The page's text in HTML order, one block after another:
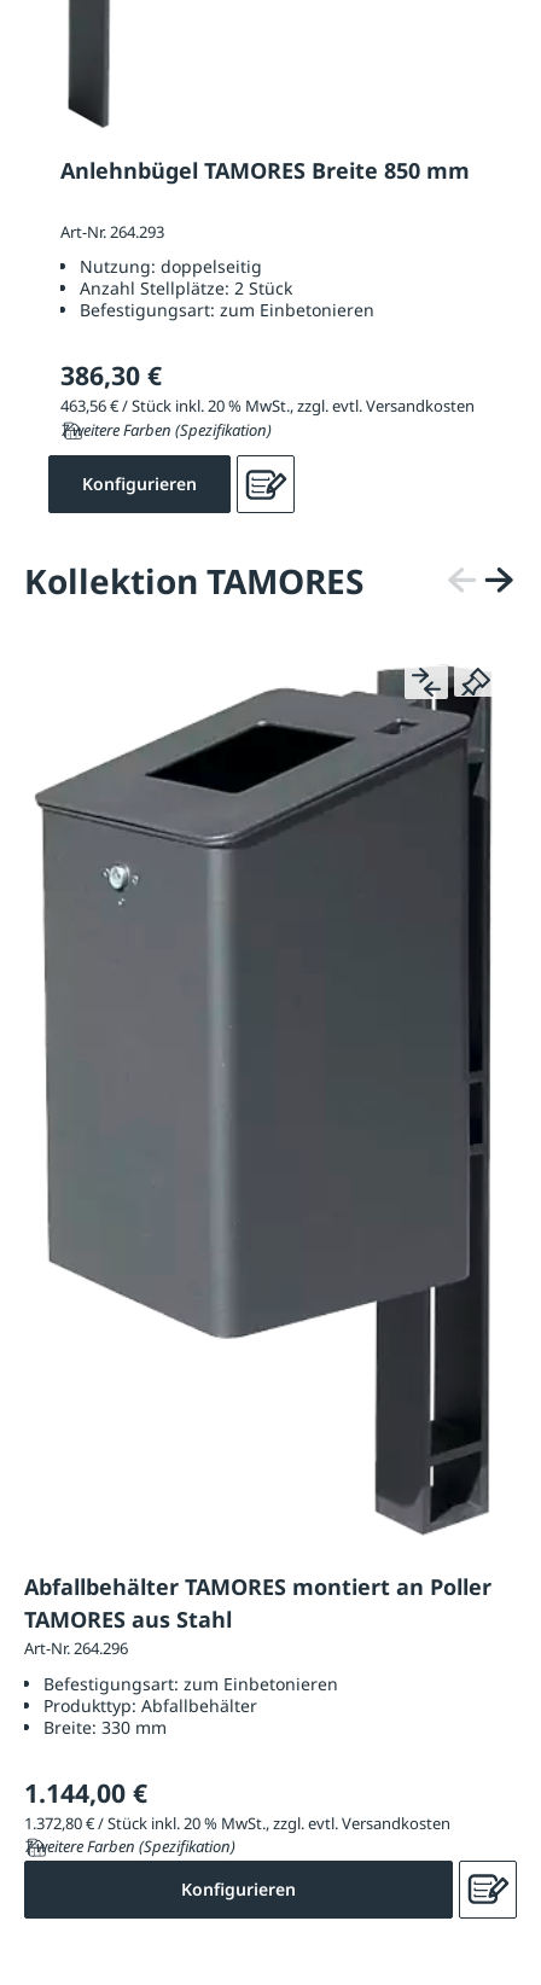
Anlehnbügel TAMORES Breite 850 mm
Art-Nr. 264.293
Nutzung: doppelseitig
Anzahl Stellplätze: 2 Stück
Befestigungsart: zum Einbetonieren
386,30 €
463,56 € / Stück inkl. 20 % MwSt., zzgl. evtl. Versandkosten
7 weitere Farben (Spezifikation)
Konfigurieren
Kollektion TAMORES
Abfallbehälter TAMORES montiert an Poller
TAMORES aus Stahl
Art-Nr. 264.296
Befestigungsart: zum Einbetonieren
Produkttyp: Abfallbehälter
Breite: 330 mm
1.144,00 €
1.372,80 € / Stück inkl. 20 % MwSt., zzgl. evtl. Versandkosten
7 weitere Farben (Spezifikation)
Konfigurieren